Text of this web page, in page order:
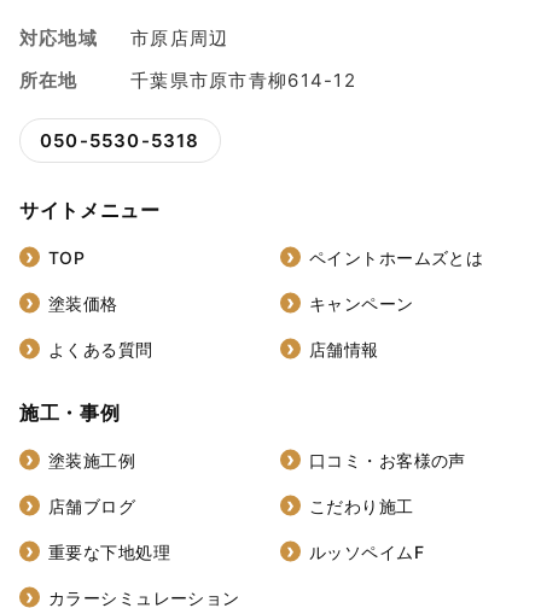
対応地域
市原店周辺
所在地
千葉県市原市青柳614-12
050-5530-5318
サイトメニュー
TOP ペイントホームズとは
塗装価格 キャンペーン
よくある質問 店舗情報
施工・事例
塗装施工例 口コミ・お客様の声
店舗ブログ こだわり施工
重要な下地処理 ルッソペイムF
カラーシミュレーション